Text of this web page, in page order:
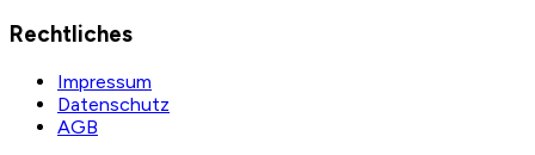
Rechtliches
Impressum
Datenschutz
AGB